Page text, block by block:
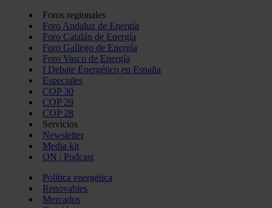
Foros regionales
Foro Andaluz de Energía
Foro Catalán de Energía
Foro Gallego de Energía
Foro Vasco de Energía
I Debate Energético en España
Especiales
COP 30
COP 29
COP 28
Servicios
Newsletter
Media kit
ON | Podcast
Política energética
Renovables
Mercados